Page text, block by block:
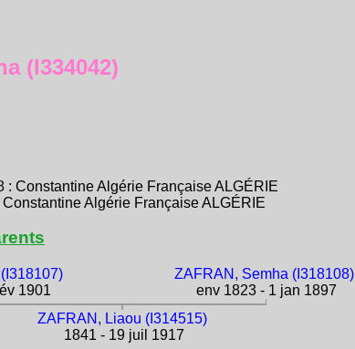
(I334042)
: Constantine Algérie Française ALGÉRIE
Algérie Française ALGÉRIE
1901
ZAFRAN, Semha (I318108)
env 1823 - 1 jan 1897
ZAFRAN, Liaou (I314515)
1841 - 19 juil 1917